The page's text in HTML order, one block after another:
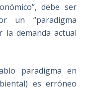
debe ser
un “paradigma
la demanda actual
paradigma en
es erróneo